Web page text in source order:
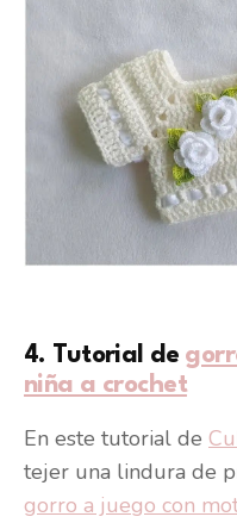
4. Tutorial de
niña a crochet
En este tutorial de
tejer una lindura de
gorro a juego con